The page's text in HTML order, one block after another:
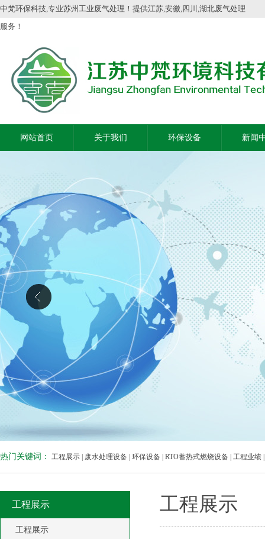
中梵环保科技,专业苏州工业废气处理！提供江苏,安徽,四川,湖北废气处理
服务！
网站首页 关于我们 环保设备 新闻
热门关键词： 工程展示 废水处理设备 环保设备 RTO蓄热式燃烧设备 工程业绩
工程展示
工程展示
工程展示